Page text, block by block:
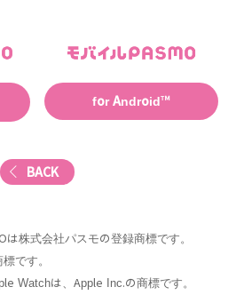
for AndroidTM
BACK
は株式会社パスモの登録商標です。
です。
Watchは、Apple Inc.の商標です。